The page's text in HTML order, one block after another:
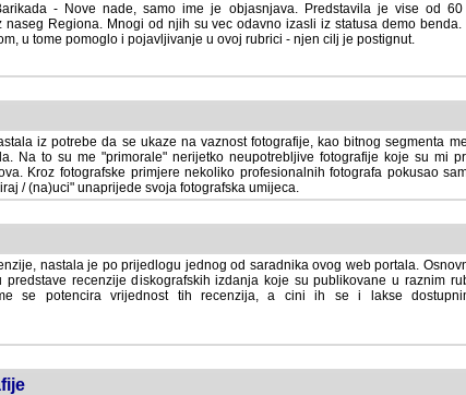
- Nove nade, samo ime je objasnjava. Predstavila je vise od 60
naseg Regiona. Mnogi od njih su vec odavno izasli iz statusa demo benda.
u tome pomoglo i pojavljivanje u ovoj rubrici - njen cilj je postignut.
iz potrebe da se ukaze na vaznost fotografije, kao bitnog segmenta
Na to su me "primorale" nerijetko neupotrebljive fotografije koje su mi
Kroz fotografske primjere nekoliko profesionalnih fotografa pokusao
/ (na)uci" unaprijede svoja fotografska umijeca.
nastala je po prijedlogu jednog od saradnika ovog web portala.
recenzije diskografskih izdanja koje su publikovane u raznim
se potencira vrijednost tih recenzija, a cini ih se i lakse